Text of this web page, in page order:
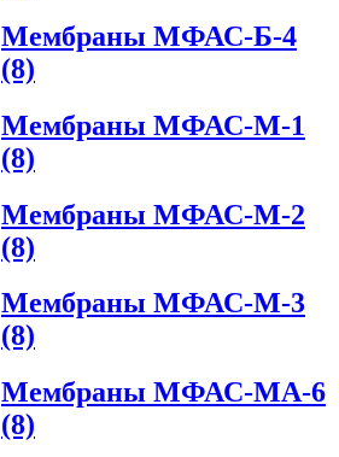
Мембраны МФАС-Б-4
(8)
Мембраны МФАС-М-1
(8)
Мембраны МФАС-М-2
(8)
Мембраны МФАС-М-3
(8)
Мембраны МФАС-МА-6
(8)